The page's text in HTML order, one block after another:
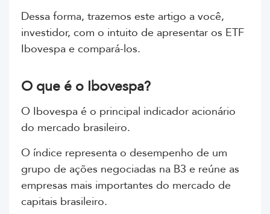
Dessa forma, trazemos este artigo a você,
investidor, com o intuito de apresentar os ETF
Ibovespa e compará-los.
O que é o Ibovespa?
O Ibovespa é o principal indicador acionário
do mercado brasileiro.
O índice representa o desempenho de um
grupo de ações negociadas na B3 e reúne as
empresas mais importantes do mercado de
capitais brasileiro.